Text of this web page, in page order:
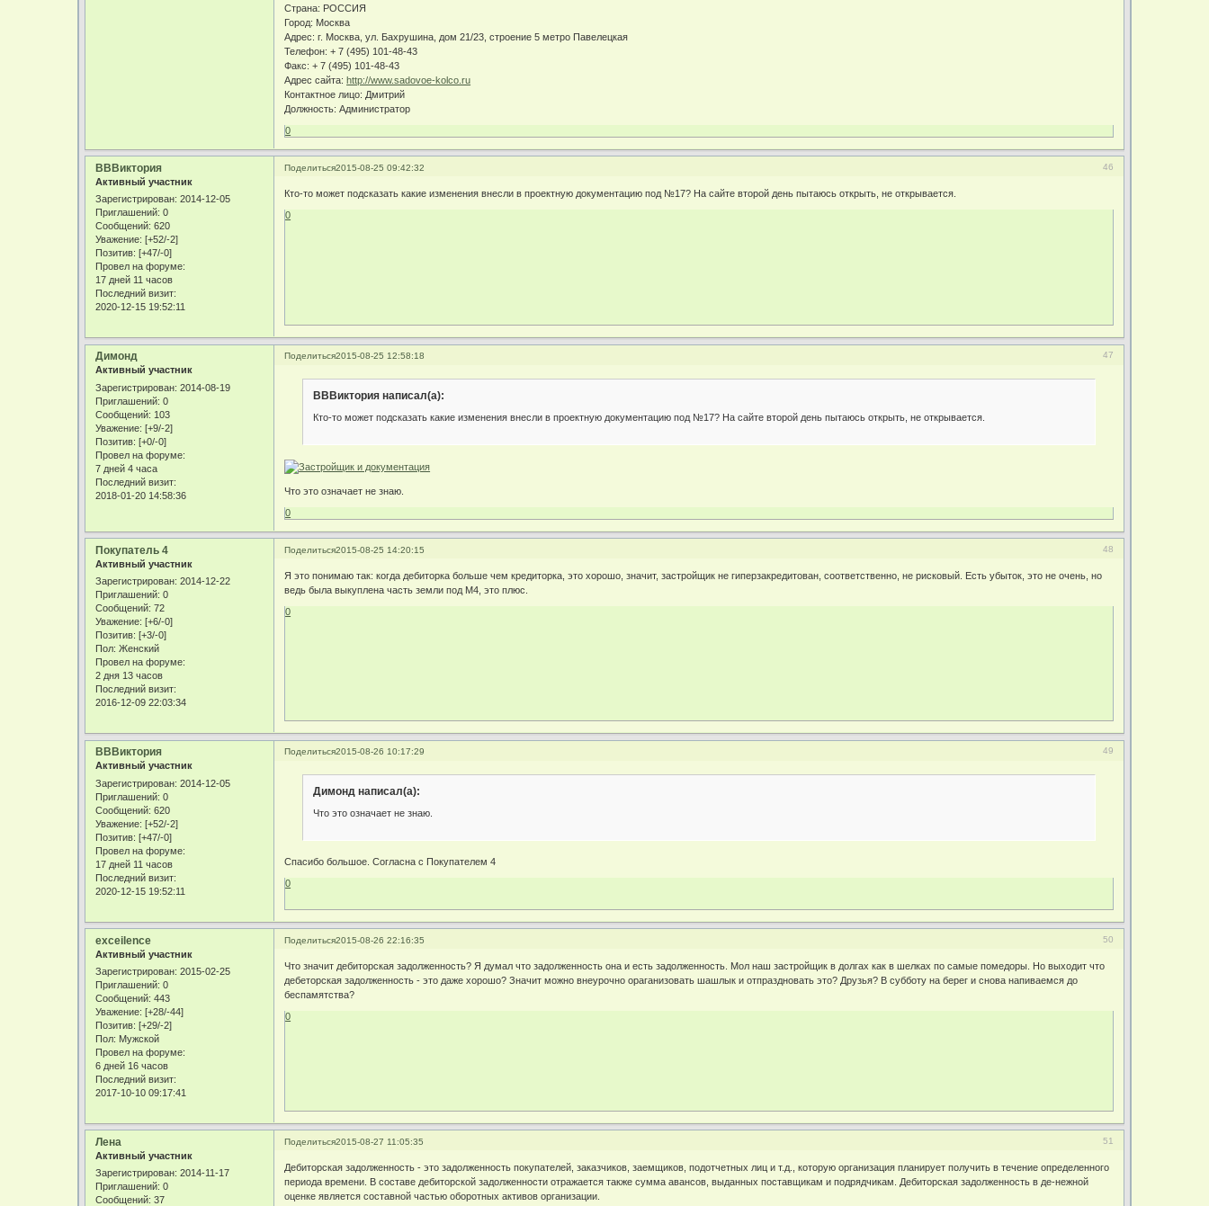
Страна: РОССИЯ
Город: Москва
Адрес: г. Москва, ул. Бахрушина, дом 21/23, строение 5 метро Павелецкая
Телефон: + 7 (495) 101-48-43
Факс: + 7 (495) 101-48-43
Адрес сайта:http://www.sadovoe-kolco.ru
Контактное лицо: Дмитрий
Должность: Администратор
0
Поделиться 46
2015-08-25 09:42:32
ВВВиктория
Активный участник
Зарегистрирован: 2014-12-05
Приглашений: 0
Сообщений: 620
Уважение: [+52/-2]
Позитив: [+47/-0]
Провел на форуме:
17 дней 11 часов
Последний визит:
2020-12-15 19:52:11
Кто-то может подсказать какие изменения внесли в проектную документацию под №17? На сайте второй день пытаюсь открыть, не открывается.
0
Поделиться 47
2015-08-25 12:58:18
Димонд
Активный участник
Зарегистрирован: 2014-08-19
Приглашений: 0
Сообщений: 103
Уважение: [+9/-2]
Позитив: [+0/-0]
Провел на форуме:
7 дней 4 часа
Последний визит:
2018-01-20 14:58:36
ВВВиктория написал(а):
Кто-то может подсказать какие изменения внесли в проектную документацию под №17? На сайте второй день пытаюсь открыть, не открывается.
Что это означает не знаю.
0
Поделиться 48
2015-08-25 14:20:15
Покупатель 4
Активный участник
Зарегистрирован: 2014-12-22
Приглашений: 0
Сообщений: 72
Уважение: [+6/-0]
Позитив: [+3/-0]
Пол: Женский
Провел на форуме:
2 дня 13 часов
Последний визит:
2016-12-09 22:03:34
Я это понимаю так: когда дебиторка больше чем кредиторка, это хорошо, значит, застройщик не гиперзакредитован, соответственно, не рисковый. Есть убыток, это не очень, но
ведь была выкуплена часть земли под М4, это плюс.
0
Поделиться 49
2015-08-26 10:17:29
ВВВиктория
Активный участник
Зарегистрирован: 2014-12-05
Приглашений: 0
Сообщений: 620
Уважение: [+52/-2]
Позитив: [+47/-0]
Провел на форуме:
17 дней 11 часов
Последний визит:
2020-12-15 19:52:11
Димонд написал(а):
Что это означает не знаю.
Спасибо большое. Согласна с Покупателем 4
0
Поделиться 50
2015-08-26 22:16:35
exceilence
Активный участник
Зарегистрирован: 2015-02-25
Приглашений: 0
Сообщений: 443
Уважение: [+28/-44]
Позитив: [+29/-2]
Пол: Мужской
Провел на форуме:
6 дней 16 часов
Последний визит:
2017-10-10 09:17:41
Что значит дебиторская задолженность? Я думал что задолженность она и есть задолженность. Мол наш застройщик в долгах как в шелках по самые помедоры. Но выходит что
дебеторская задолженность - это даже хорошо? Значит можно внеурочно ораганизовать шашлык и отпраздновать это? Друзья? В субботу на берег и снова напиваемся до
беспамятства?
0
Поделиться 51
2015-08-27 11:05:35
Лена
Активный участник
Зарегистрирован: 2014-11-17
Приглашений: 0
Сообщений: 37
Дебиторская задолженность - это задолженность покупателей, заказчиков, заемщиков, подотчетных лиц и т.д., которую организация планирует получить в течение определенного
периода времени. В составе дебиторской задолженности отражается также сумма авансов, выданных поставщикам и подрядчикам. Дебиторская задолженность в де-нежной
оценке является составной частью оборотных активов организации.